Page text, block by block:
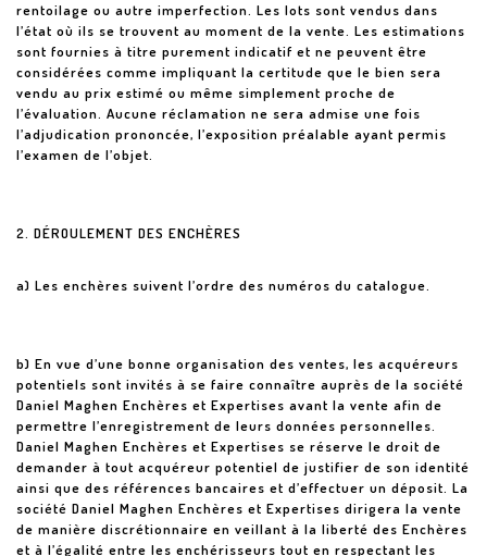
rentoilage ou autre imperfection. Les lots sont vendus dans
l’état où ils se trouvent au moment de la vente. Les estimations
sont fournies à titre purement indicatif et ne peuvent être
considérées comme impliquant la certitude que le bien sera
vendu au prix estimé ou même simplement proche de
l’évaluation. Aucune réclamation ne sera admise une fois
l’adjudication prononcée, l’exposition préalable ayant permis
l’examen de l’objet.
2. DÉROULEMENT DES ENCHÈRES
a) Les enchères suivent l’ordre des numéros du catalogue.
b) En vue d’une bonne organisation des ventes, les acquéreurs
potentiels sont invités à se faire connaître auprès de la société
Daniel Maghen Enchères et Expertises avant la vente afin de
permettre l’enregistrement de leurs données personnelles.
Daniel Maghen Enchères et Expertises se réserve le droit de
demander à tout acquéreur potentiel de justifier de son identité
ainsi que des références bancaires et d’effectuer un déposit. La
société Daniel Maghen Enchères et Expertises dirigera la vente
de manière discrétionnaire en veillant à la liberté des Enchères
et à l’égalité entre les enchérisseurs tout en respectant les